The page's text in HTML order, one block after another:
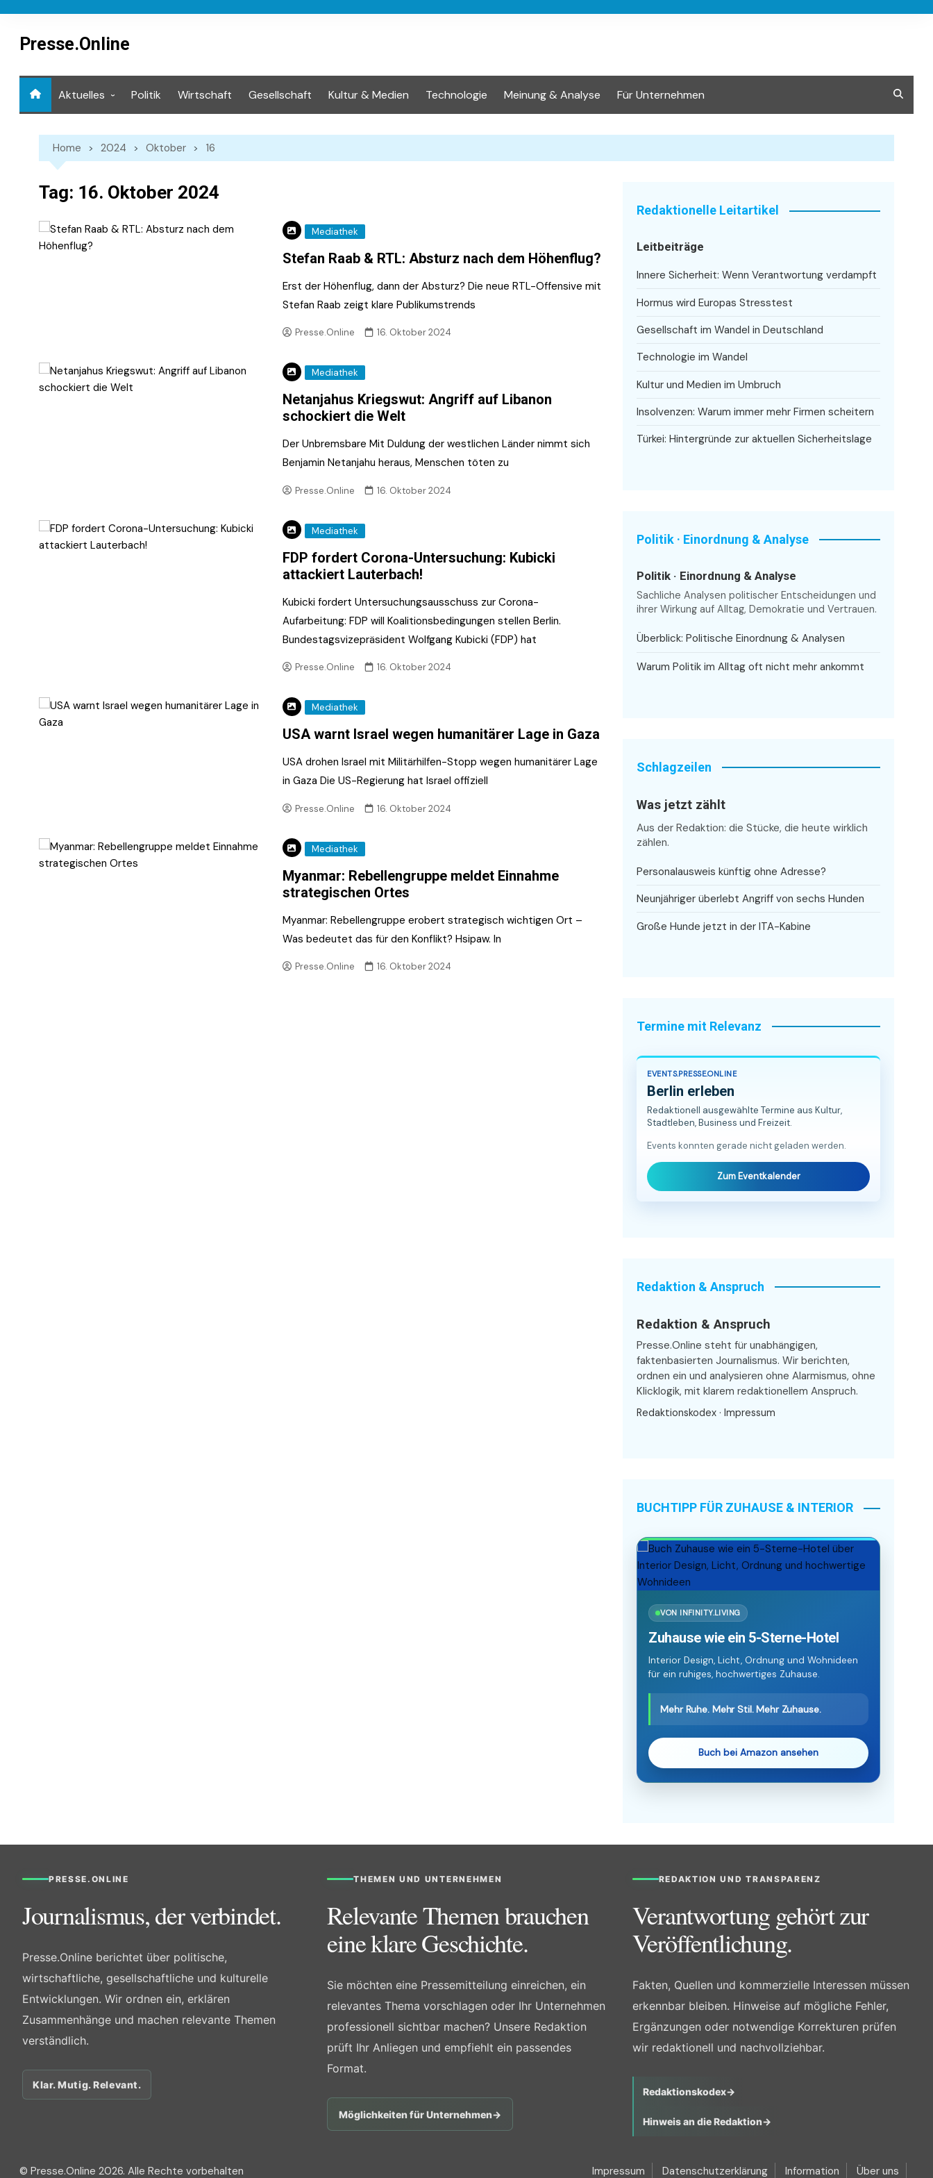
contentPresse.Online
Aktuelles Politik Wirtschaft Gesellschaft Kultur & Medien Technologie Meinung & Analyse Für Unternehmen
Home 2024 Oktober 16
Tag: 16. Oktober 2024
Mediathek
Stefan Raab & RTL: Absturz nach dem Höhenflug?
Erst der Höhenflug, dann der Absturz? Die neue RTL-Offensive mit
Stefan Raab zeigt klare Publikumstrends
Presse.Online 16. Oktober 2024
Mediathek
Netanjahus Kriegswut: Angriff auf Libanon
schockiert die Welt
Der Unbremsbare Mit Duldung der westlichen Länder nimmt sich
Benjamin Netanjahu heraus, Menschen töten zu
Presse.Online 16. Oktober 2024
Mediathek
FDP fordert Corona-Untersuchung: Kubicki
attackiert Lauterbach!
Kubicki fordert Untersuchungsausschuss zur Corona-
Aufarbeitung: FDP will Koalitionsbedingungen stellen Berlin.
Bundestagsvizepräsident Wolfgang Kubicki (FDP) hat
Presse.Online 16. Oktober 2024
Mediathek
USA warnt Israel wegen humanitärer Lage in Gaza
USA drohen Israel mit Militärhilfen-Stopp wegen humanitärer Lage
in Gaza Die US-Regierung hat Israel offiziell
Presse.Online 16. Oktober 2024
Mediathek
Myanmar: Rebellengruppe meldet Einnahme
strategischen Ortes
Myanmar: Rebellengruppe erobert strategisch wichtigen Ort –
Was bedeutet das für den Konflikt? Hsipaw. In
Presse.Online 16. Oktober 2024
Redaktionelle Leitartikel
Leitbeiträge
Innere Sicherheit: Wenn Verantwortung verdampft
Hormus wird Europas Stresstest
Gesellschaft im Wandel in Deutschland
Technologie im Wandel
Kultur und Medien im Umbruch
Insolvenzen: Warum immer mehr Firmen scheitern
Türkei: Hintergründe zur aktuellen Sicherheitslage
Politik · Einordnung & Analyse
Politik · Einordnung & Analyse
Sachliche Analysen politischer Entscheidungen und
ihrer Wirkung auf Alltag, Demokratie und Vertrauen.
Überblick: Politische Einordnung & Analysen
Warum Politik im Alltag oft nicht mehr ankommt
Schlagzeilen
Was jetzt zählt
Aus der Redaktion: die Stücke, die heute wirklich
zählen.
Personalausweis künftig ohne Adresse?
Neunjähriger überlebt Angriff von sechs Hunden
Große Hunde jetzt in der ITA-Kabine
Termine mit Relevanz
EVENTS.PRESSE.ONLINE
Berlin erleben
Redaktionell ausgewählte Termine aus Kultur,
Stadtleben, Business und Freizeit.
Events konnten gerade nicht geladen werden.
Zum Eventkalender
Redaktion & Anspruch
Redaktion & Anspruch
Presse.Online steht für unabhängigen,
faktenbasierten Journalismus. Wir berichten,
ordnen ein und analysieren ohne Alarmismus, ohne
Klicklogik, mit klarem redaktionellem Anspruch.
Redaktionskodex · Impressum
BUCHTIPP FÜR ZUHAUSE & INTERIOR
VON INFINITY.LIVING
Zuhause wie ein 5-Sterne-Hotel
Interior Design, Licht, Ordnung und Wohnideen
für ein ruhiges, hochwertiges Zuhause.
Mehr Ruhe. Mehr Stil. Mehr Zuhause.
Buch bei Amazon ansehen
PRESSE.ONLINE
Journalismus, der verbindet.
Presse.Online berichtet über politische,
wirtschaftliche, gesellschaftliche und kulturelle
Entwicklungen. Wir ordnen ein, erklären
Zusammenhänge und machen relevante Themen
verständlich.
Klar. Mutig. Relevant.
THEMEN UND UNTERNEHMEN
Relevante Themen brauchen
eine klare Geschichte.
Sie möchten eine Pressemitteilung einreichen, ein
relevantes Thema vorschlagen oder Ihr Unternehmen
professionell sichtbar machen? Unsere Redaktion
prüft Ihr Anliegen und empfiehlt ein passendes
Format.
Möglichkeiten für Unternehmen→
REDAKTION UND TRANSPARENZ
Verantwortung gehört zur
Veröffentlichung.
Fakten, Quellen und kommerzielle Interessen müssen
erkennbar bleiben. Hinweise auf mögliche Fehler,
Ergänzungen oder notwendige Korrekturen prüfen
wir redaktionell und nachvollziehbar.
Redaktionskodex→
Hinweis an die Redaktion→
© Presse.Online 2026. Alle Rechte vorbehalten Impressum Datenschutzerklärung Information Über uns